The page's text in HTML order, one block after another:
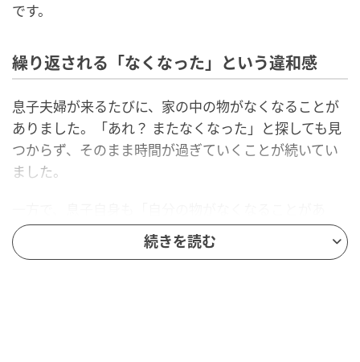
です。
繰り返される「なくなった」という違和感
息子夫婦が来るたびに、家の中の物がなくなることが
ありました。「あれ？ またなくなった」と探しても見
つからず、そのまま時間が過ぎていくことが続いてい
ました。
る」と話すようになり、私たちはただの思い過ごしで
はないのかもしれないと考え始めました。
続きを読む